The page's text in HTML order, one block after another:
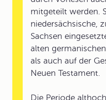
mitgeteilt werden.
niedersächsische,
Sachsen
alten
als auch auf der
Neuen Testament.
Die Periode